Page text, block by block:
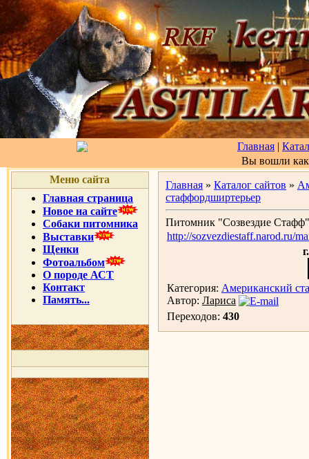
Главная |
Вы вошли
Меню сайта
Главная страница
Новое на сайте
Собаки питомника
Выставки
Щенки
Фотоальбом
О породе АСТ
Контакт
Память...
Главная » Каталог сайтов »
стаффордширтерьер
Питомник "Созвездие Стафф"
http://sozvezdiestaff.narod.ru/
Категория: Американский
Автор: Лариса
Переходов: 430